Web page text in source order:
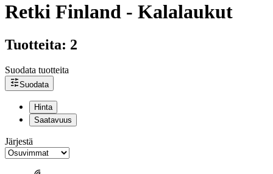
Retki Finland - Kalalaukut
Tuotteita: 2
Suodata tuotteita
Suodata
Hinta
Saatavuus
Järjestä